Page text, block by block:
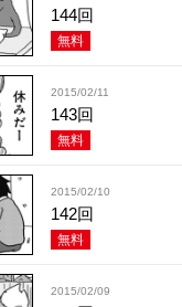
144回
無料
2015/02/11
143回
無料
2015/02/10
142回
無料
2015/02/09